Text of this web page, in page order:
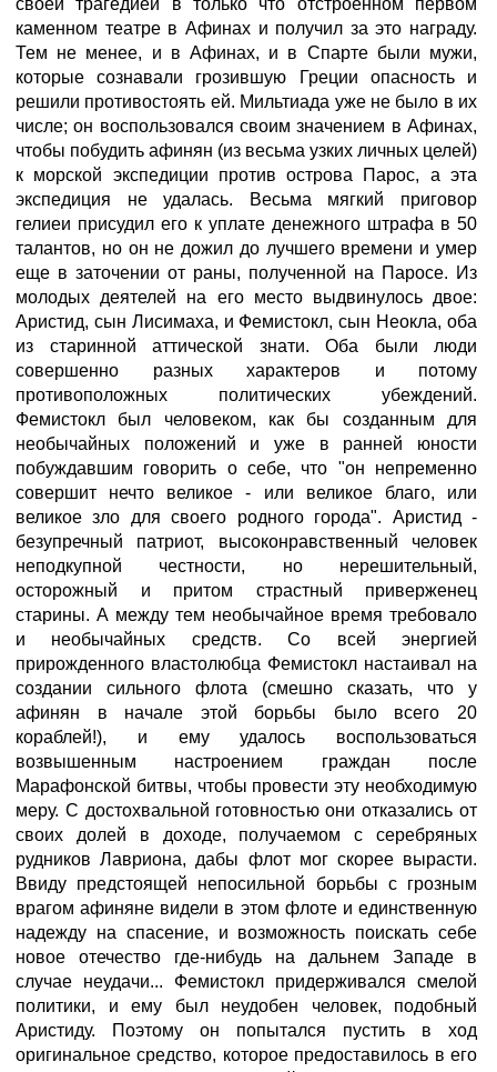
своей трагедией в только что отстроенном первом
каменном театре в Афинах и получил за это награду.
Тем не менее, и в Афинах, и в Спарте были мужи,
которые сознавали грозившую Греции опасность и
решили противостоять ей. Мильтиада уже не было в их
числе; он воспользовался своим значением в Афинах,
чтобы побудить афинян (из весьма узких личных целей)
к морской экспедиции против острова Парос, а эта
экспедиция не удалась. Весьма мягкий приговор
гелиеи присудил его к уплате денежного штрафа в 50
талантов, но он не дожил до лучшего времени и умер
еще в заточении от раны, полученной на Паросе. Из
молодых деятелей на его место выдвинулось двое:
Аристид, сын Лисимаха, и Фемистокл, сын Неокла, оба
из старинной аттической знати. Оба были люди
совершенно разных характеров и потому
противоположных политических убеждений.
Фемистокл был человеком, как бы созданным для
необычайных положений и уже в ранней юности
побуждавшим говорить о себе, что "он непременно
совершит нечто великое - или великое благо, или
великое зло для своего родного города". Аристид -
безупречный патриот, высоконравственный человек
неподкупной честности, но нерешительный,
осторожный и притом страстный приверженец
старины. А между тем необычайное время требовало
и необычайных средств. Со всей энергией
прирожденного властолюбца Фемистокл настаивал на
создании сильного флота (смешно сказать, что у
афинян в начале этой борьбы было всего 20
кораблей!), и ему удалось воспользоваться
возвышенным настроением граждан после
Марафонской битвы, чтобы провести эту необходимую
меру. С достохвальной готовностью они отказались от
своих долей в доходе, получаемом с серебряных
рудников Лавриона, дабы флот мог скорее вырасти.
Ввиду предстоящей непосильной борьбы с грозным
врагом афиняне видели в этом флоте и единственную
надежду на спасение, и возможность поискать себе
новое отечество где-нибудь на дальнем Западе в
случае неудачи... Фемистокл придерживался смелой
политики, и ему был неудобен человек, подобный
Аристиду. Поэтому он попытался пустить в ход
оригинальное средство, которое предоставилось в его